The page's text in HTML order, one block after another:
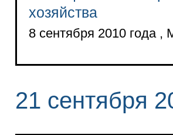
хозяйства
8 сентября 2010 года ,
21 сентября